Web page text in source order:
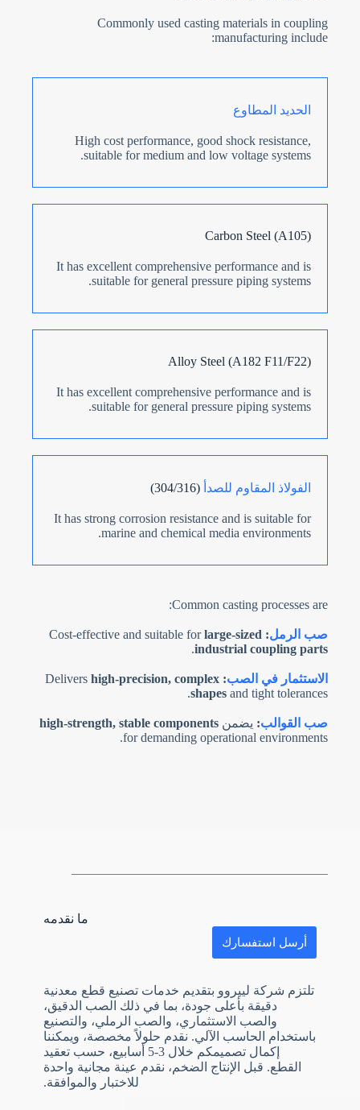
Commonly used casting materials in coupling
manufacturing include:
الحديد المطاوع
High cost performance, good shock resistance,
suitable for medium and low voltage systems.
Carbon Steel (A105)
It has excellent comprehensive performance and is
suitable for general pressure piping systems.
Alloy Steel (A182 F11/F22)
It has excellent comprehensive performance and is
suitable for general pressure piping systems.
الفولاذ المقاوم للصدأ (304/316)
It has strong corrosion resistance and is suitable for
marine and chemical media environments.
Common casting processes are:
صب الرمل:
large-sized
industrial coupling parts
.
الاستثمار في الصب:
Delivers
high-precision, complex
shapesand tight tolerances.
صب القوالب: يضمنhigh-strength, stable components
for demanding operational environments.
ما نقدمه
أرسل استفسارك
N
تلتزم شركة لييروو بتقديم خدمات تصنيع قطع معدنية
دقيقة بأعلى جودة، بما في ذلك الصب الدقيق،
والصب الاستثماري، والصب الرملي، والتصنيع
باستخدام الحاسب الآلي. نقدم حلولاً مخصصة، ويمكننا
إكمال تصميمكم خلال 3-5 أسابيع، حسب تعقيد
القطع. قبل الإنتاج الضخم، نقدم عينة مجانية واحدة
للاختبار والموافقة.